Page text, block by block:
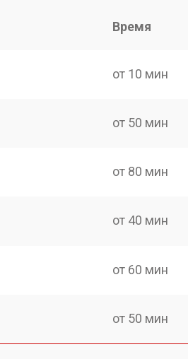
Время
от 10 мин
от 50 мин
от 80 мин
от 40 мин
от 60 мин
от 50 мин